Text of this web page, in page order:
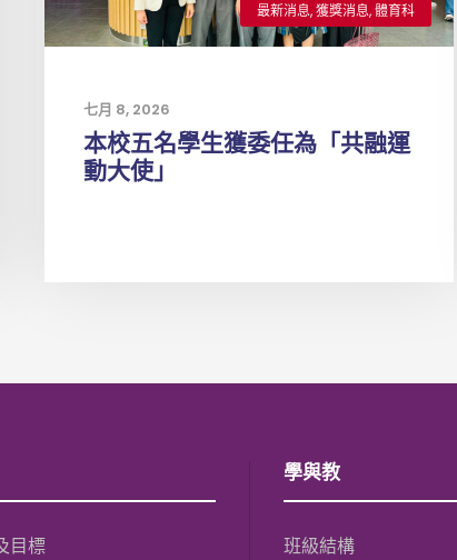
最新消息,獲獎消息,體育科
七月 8, 2026
本校五名學生獲委任為「共融運
動大使」
目標
學與教
班級結構